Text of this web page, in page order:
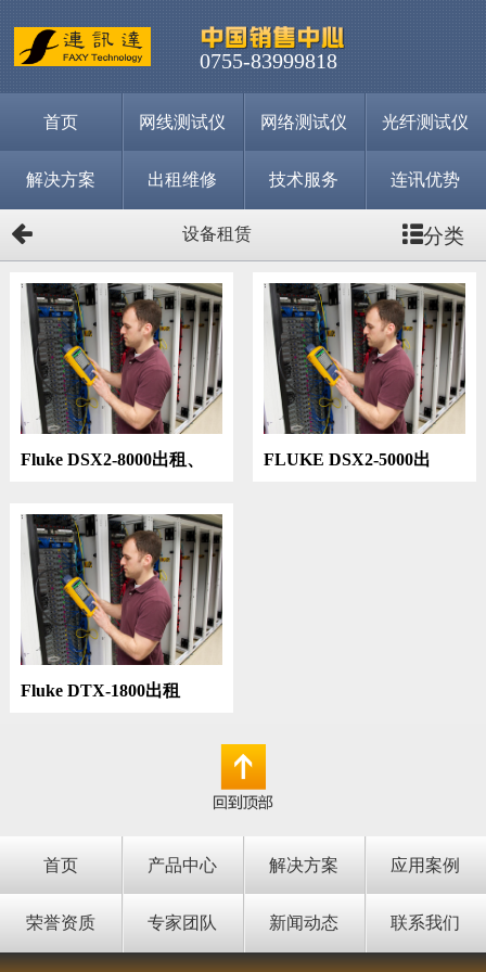
0755-83999818
首页 网线测试仪 网络测试仪 光纤测试仪
解决方案 出租维修 技术服务 连讯优势
设备租赁 分类
Fluke DSX2-8000出租、
FLUKE DSX2-5000出
Fluke DTX-1800出租
首页 产品中心 解决方案 应用案例
荣誉资质 专家团队 新闻动态 联系我们